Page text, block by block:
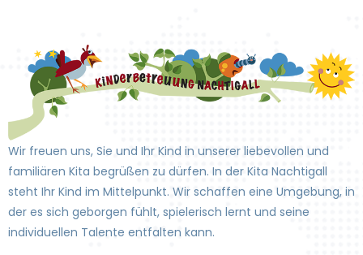
Wir freuen uns, Sie und Ihr Kind in unserer liebevollen und
familiären Kita begrüßen zu dürfen. In der Kita Nachtigall
steht Ihr Kind im Mittelpunkt. Wir schaffen eine Umgebung, in
der es sich geborgen fühlt, spielerisch lernt und seine
individuellen Talente entfalten kann.